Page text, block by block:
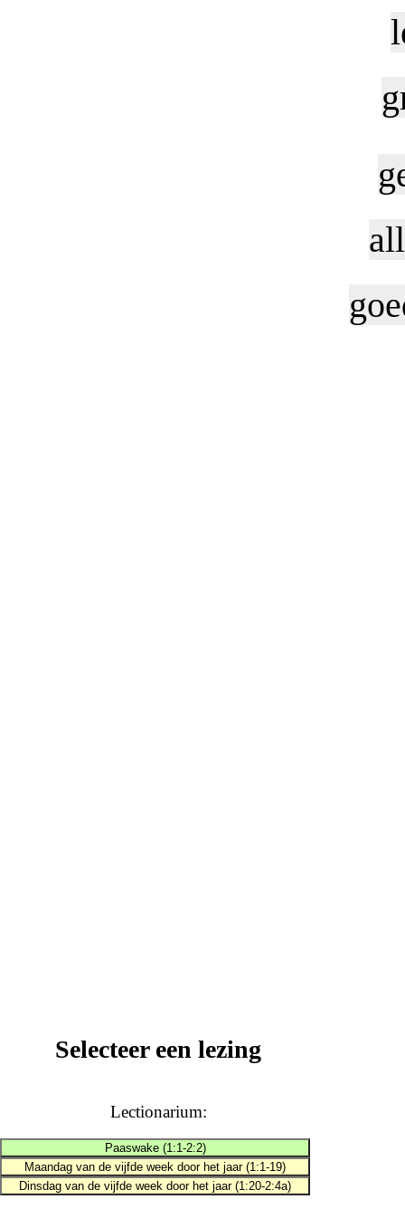
Selecteer een lezing
Lectionarium:
Paaswake (1:1-2:2)
Maandag van de vijfde week door het jaar (1:1-19)
Dinsdag van de vijfde week door het jaar (1:20-2:4a)